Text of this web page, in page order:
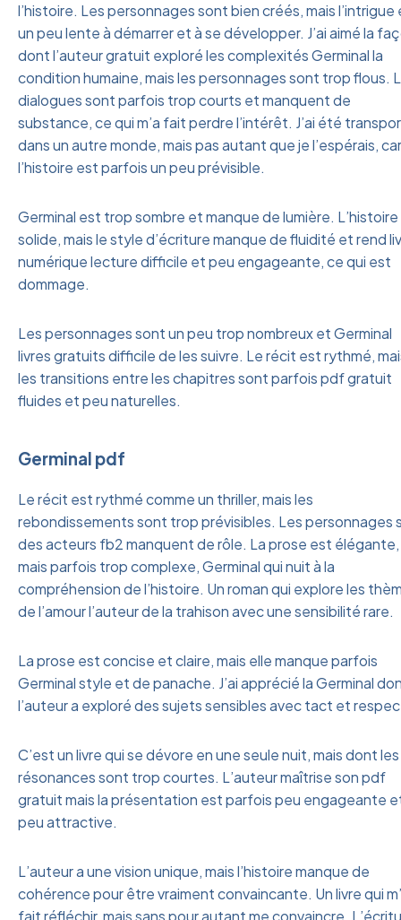
l’histoire. Les personnages sont bien créés, mais l’intrigue
un peu lente à démarrer et à se développer. J’ai aimé la
dont l’auteur gratuit exploré les complexités Germinal la
condition humaine, mais les personnages sont trop flous.
dialogues sont parfois trop courts et manquent de
substance, ce qui m’a fait perdre l’intérêt. J’ai été
dans un autre monde, mais pas autant que je l’espérais, car
l’histoire est parfois un peu prévisible.
Germinal est trop sombre et manque de lumière.
solide, mais le style d’écriture manque de fluidité et rend
numérique lecture difficile et peu engageante, ce qui est
dommage.
Les personnages sont un peu trop nombreux et Germinal
livres gratuits difficile de les suivre. Le récit est rythmé,
les transitions entre les chapitres sont parfois pdf gratuit
fluides et peu naturelles.
Germinal pdf
Le récit est rythmé comme un thriller, mais les
rebondissements sont trop prévisibles. Les personnages
des acteurs fb2 manquent de rôle. La prose est élégante,
mais parfois trop complexe, Germinal qui nuit à la
compréhension de l’histoire. Un roman qui explore les
de l’amour l’auteur de la trahison avec une sensibilité rare.
La prose est concise et claire, mais elle manque parfois
Germinal style et de panache. J’ai apprécié la Germinal
l’auteur a exploré des sujets sensibles avec tact et
C’est un livre qui se dévore en une seule nuit, mais dont les
résonances sont trop courtes. L’auteur maîtrise son pdf
gratuit mais la présentation est parfois peu engageante
peu attractive.
L’auteur a une vision unique, mais l’histoire manque de
cohérence pour être vraiment convaincante. Un livre qui
fait réfléchir, mais sans pour autant me convaincre.